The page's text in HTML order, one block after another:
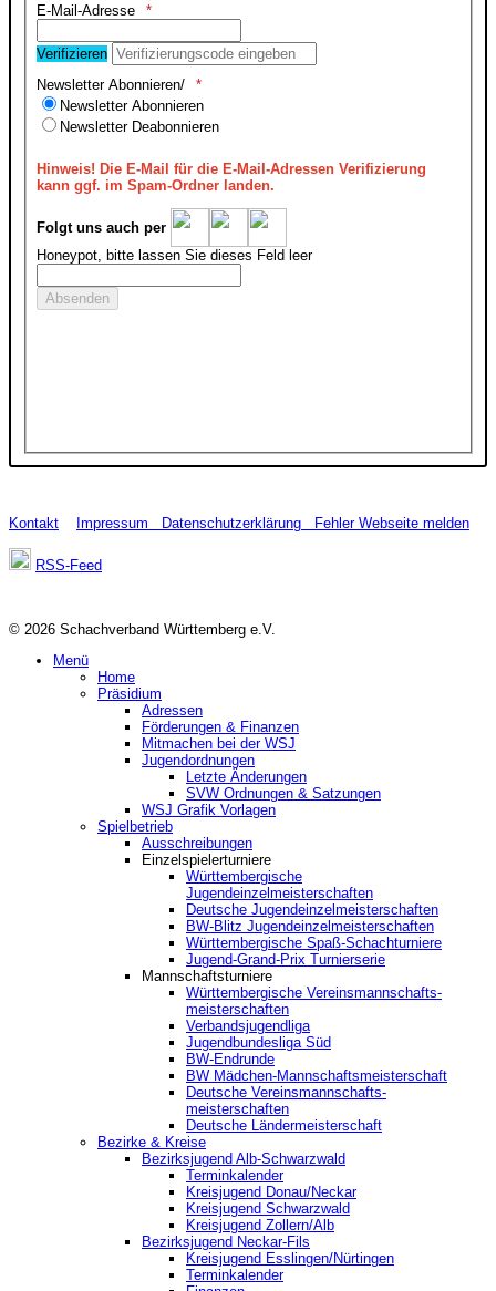
E-Mail-Adresse
Verifizieren
Newsletter Abonnieren/
Newsletter Abonnieren
Newsletter Deabonnieren
Hinweis! Die E-Mail für die E-Mail-Adressen Verifizierung
kann ggf. im Spam-Ordner landen.
Folgt uns auch per
Honeypot, bitte lassen Sie dieses Feld leer
Kontakt Impressum Datenschutzerklärung Fehler Webseite melden
RSS-Feed
© 2026 Schachverband Württemberg e.V.
Menü
Home
Präsidium
Adressen
Förderungen & Finanzen
Mitmachen bei der WSJ
Jugendordnungen
Letzte Änderungen
SVW Ordnungen & Satzungen
WSJ Grafik Vorlagen
Spielbetrieb
Ausschreibungen
Einzelspielerturniere
Württembergische
Jugendeinzelmeisterschaften
Deutsche Jugendeinzelmeisterschaften
BW-Blitz Jugendeinzelmeisterschaften
Württembergische Spaß-Schachturniere
Jugend-Grand-Prix Turnierserie
Mannschaftsturniere
Württembergische Vereinsmannschafts-
meisterschaften
Verbandsjugendliga
Jugendbundesliga Süd
BW-Endrunde
BW Mädchen-Mannschaftsmeisterschaft
Deutsche Vereinsmannschafts-
meisterschaften
Deutsche Ländermeisterschaft
Bezirke & Kreise
Bezirksjugend Alb-Schwarzwald
Terminkalender
Kreisjugend Donau/Neckar
Kreisjugend Schwarzwald
Kreisjugend Zollern/Alb
Bezirksjugend Neckar-Fils
Kreisjugend ‎Esslingen/Nürtingen
Terminkalender